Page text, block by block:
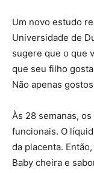
Um novo estudo
Universidade de
sugere que o que
que seu filho
Não apenas
Às 28 semanas,
funcionais. O
da placenta.
Baby cheira e